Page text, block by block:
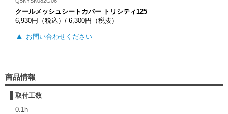
クールメッシュシートカバー トリシティ125
6,930円（税込）/ 6,300円（税抜）
お問い合わせください
商品情報
取付工数
0.1h